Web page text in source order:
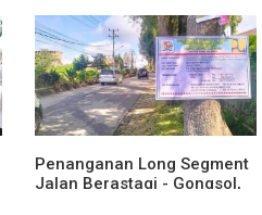
Penanganan Long Segment
Jalan Berastagi - Gongsol,